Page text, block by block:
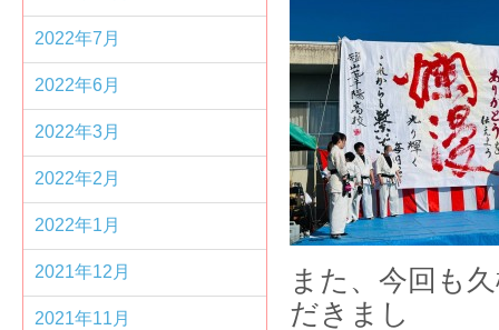
また、今回も
だきまし
2022年7月
2022年6月
2022年3月
2022年2月
2022年1月
2021年12月
2021年11月